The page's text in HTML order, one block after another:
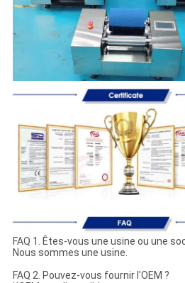
FAQ 1. Êtes-vous une usine ou une
Nous sommes une usine.
FAQ 2. Pouvez-vous fournir l'OEM ?